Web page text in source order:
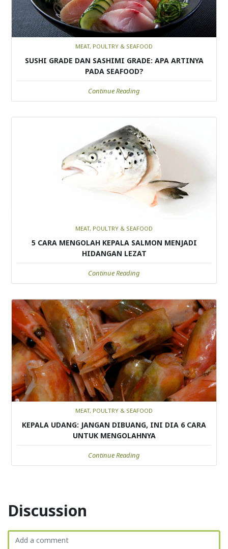
MEAT, POULTRY & SEAFOOD
SUSHI GRADE DAN SASHIMI GRADE: APA ARTINYA
PADA SEAFOOD?
Continue Reading
MEAT, POULTRY & SEAFOOD
5 CARA MENGOLAH KEPALA SALMON MENJADI
HIDANGAN LEZAT
Continue Reading
MEAT, POULTRY & SEAFOOD
KEPALA UDANG: JANGAN DIBUANG, INI DIA 6 CARA
UNTUK MENGOLAHNYA
Continue Reading
Discussion